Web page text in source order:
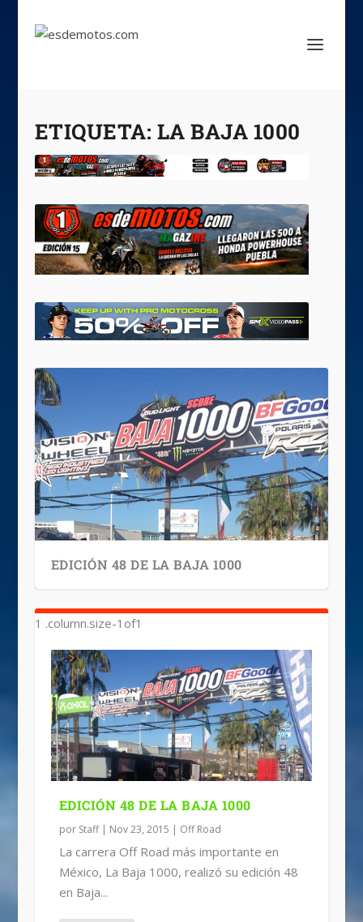
ETIQUETA: LA BAJA 1000
EDICIÓN 48 DE LA BAJA 1000
EDICIÓN 48 DE LA BAJA 1000
por Staff| Nov 23, 2015 | Off Road
La carrera Off Road más importante en
México, La Baja 1000, realizó su edición 48
en Baja...